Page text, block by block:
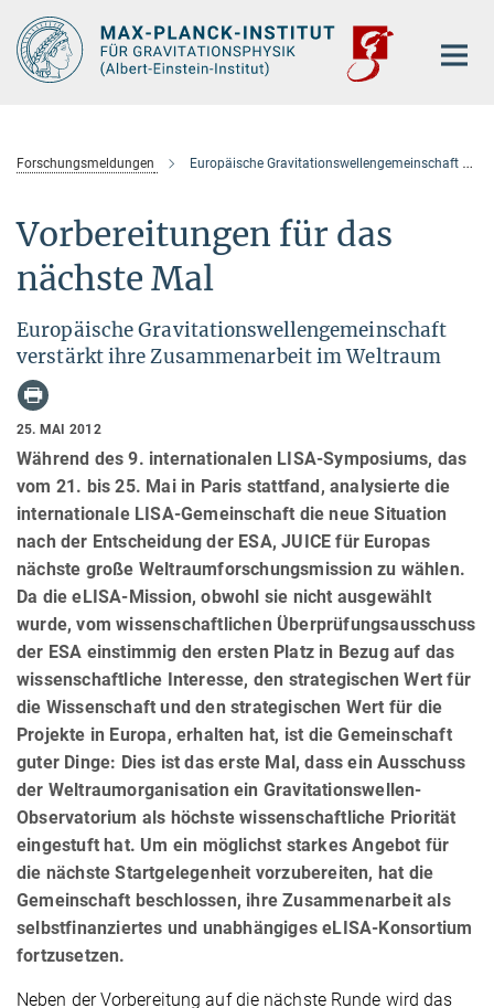
Hauptinhalt
Forschungsmeldungen Europäische Gravitationswellengemeinschaft verstärkt ihre Zusammenarbeit im Weltraum
Vorbereitungen für das
nächste Mal
Europäische Gravitationswellengemeinschaft
verstärkt ihre Zusammenarbeit im Weltraum
25. MAI 2012
Während des 9. internationalen LISA-Symposiums, das
vom 21. bis 25. Mai in Paris stattfand, analysierte die
internationale LISA-Gemeinschaft die neue Situation
nach der Entscheidung der ESA, JUICE für Europas
nächste große Weltraumforschungsmission zu wählen.
Da die eLISA-Mission, obwohl sie nicht ausgewählt
wurde, vom wissenschaftlichen Überprüfungsausschuss
der ESA einstimmig den ersten Platz in Bezug auf das
wissenschaftliche Interesse, den strategischen Wert für
die Wissenschaft und den strategischen Wert für die
Projekte in Europa, erhalten hat, ist die Gemeinschaft
guter Dinge: Dies ist das erste Mal, dass ein Ausschuss
der Weltraumorganisation ein Gravitationswellen-
Observatorium als höchste wissenschaftliche Priorität
eingestuft hat. Um ein möglichst starkes Angebot für
die nächste Startgelegenheit vorzubereiten, hat die
Gemeinschaft beschlossen, ihre Zusammenarbeit als
selbstfinanziertes und unabhängiges eLISA-Konsortium
fortzusetzen.
Neben der Vorbereitung auf die nächste Runde wird das